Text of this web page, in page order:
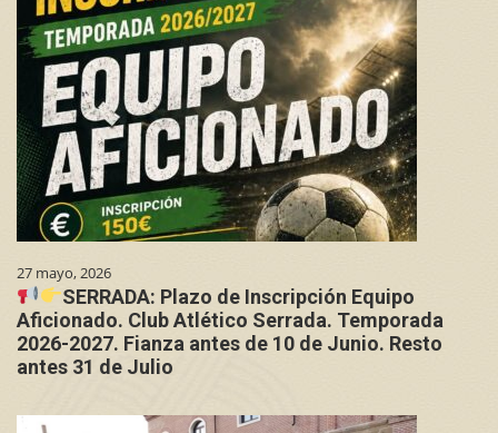
27 mayo, 2026
SERRADA: Plazo de Inscripción Equipo
Aficionado. Club Atlético Serrada. Temporada
2026-2027. Fianza antes de 10 de Junio. Resto
antes 31 de Julio